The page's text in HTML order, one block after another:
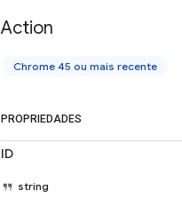
Action
Chrome 45 ou mais recente
PROPRIEDADES
ID
string